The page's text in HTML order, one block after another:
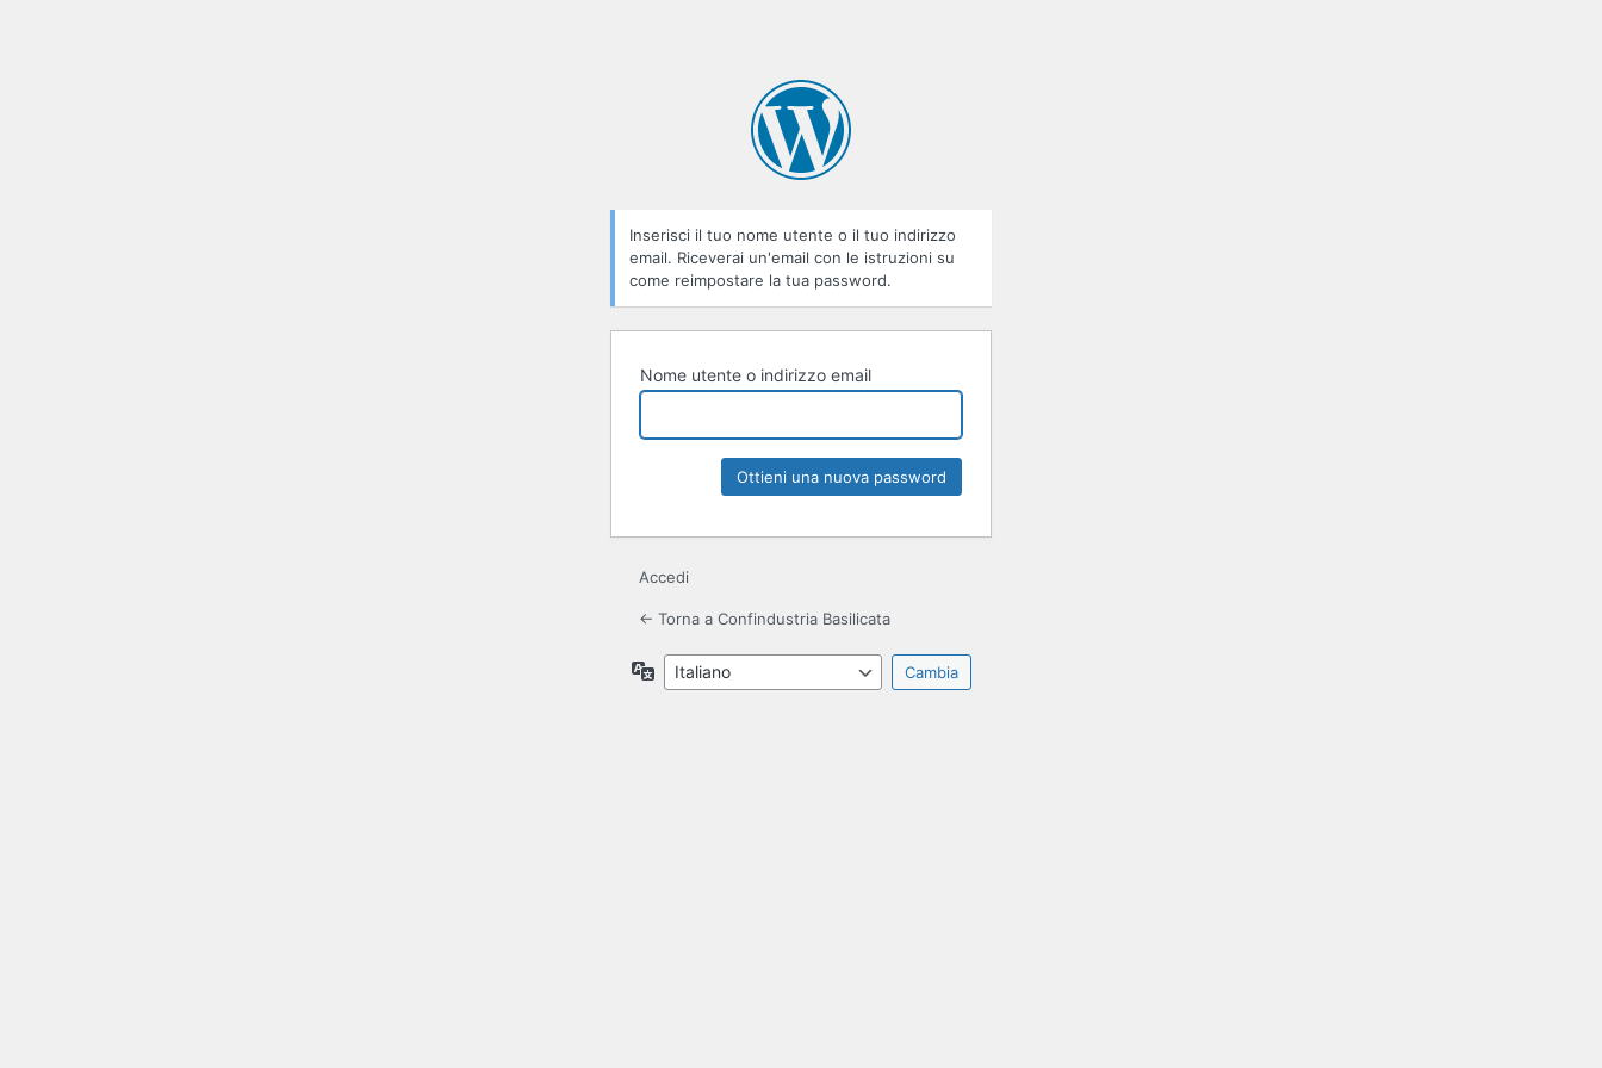
Inserisci il tuo nome utente o il tuo indirizzo
email. Riceverai un'email con le istruzioni su
come reimpostare la tua password.
Nome utente o indirizzo email
Accedi
← Torna a Confindustria Basilicata
Lingua